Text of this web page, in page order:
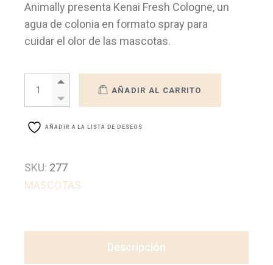
Animally presenta Kenai Fresh Cologne, un
agua de colonia en formato spray para
cuidar el olor de las mascotas.
KENAI COLOGNE SPRAY quantity
AÑADIR AL CARRITO
AÑADIR A LA LISTA DE DESEOS
SKU: 277
MASCOTAS
Descripción